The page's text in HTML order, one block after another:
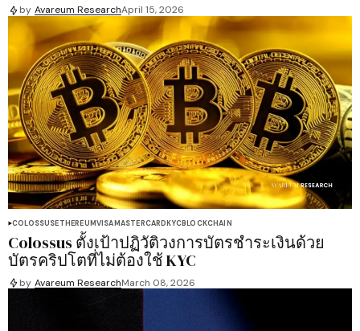
by Avareum ResearchApril 15, 2026
COLOSSUSETHEREUMVISAMASTERCARDKYCBLOCKCHAIN
Colossus ตั้งเป้าปฏิวัติวงการบัตรชำระเงินด้วย
บัตรคริปโตที่ไม่ต้องใช้ KYC
by Avareum ResearchMarch 08, 2026